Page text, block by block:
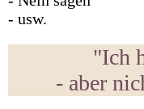
- usw.
"Ich
- aber